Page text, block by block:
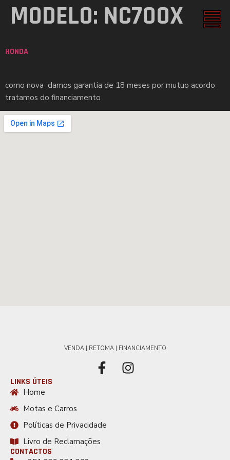
MODELO: NC700X
HONDA
como nova damos garantia de 18 meses por mutuo acordo
tratamos do financiamento
VENDA | RETOMA | FINANCIAMENTO
LINKS ÚTEIS
Home
Motas e Carros
Políticas de Privacidade
Livro de Reclamações
CONTACTOS